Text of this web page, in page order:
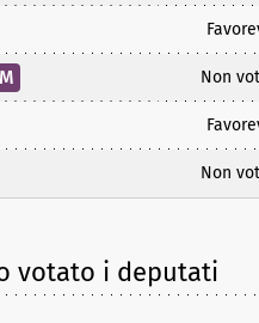
Non
Non
votato i deputati